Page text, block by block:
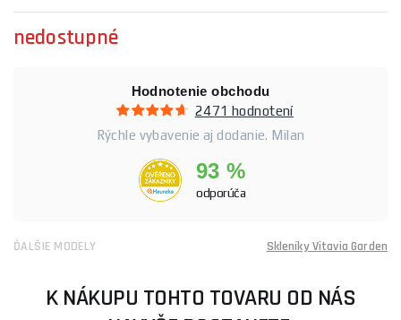
nedostupné
Hodnotenie obchodu
2471 hodnotení
Rýchle vybavenie aj dodanie. Milan
93 %
odporúča
ĎALŠIE MODELY Skleníky Vitavia Garden
K NÁKUPU TOHTO TOVARU OD NÁS